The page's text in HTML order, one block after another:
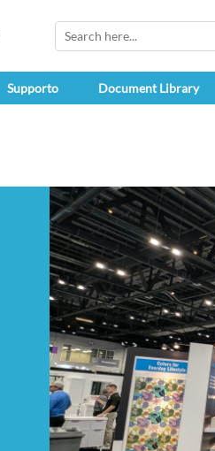
Supporto Document Library